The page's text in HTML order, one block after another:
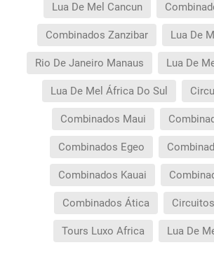
Lua De Mel Cancun
Combinados Zanzibar Lua De
Rio De Janeiro Manaus Lua De
Lua De Mel África Do Sul
Combinados Maui
Combinados Egeo
Combinados Kauai
Combinados Ática
Tours Luxo Africa Lua De